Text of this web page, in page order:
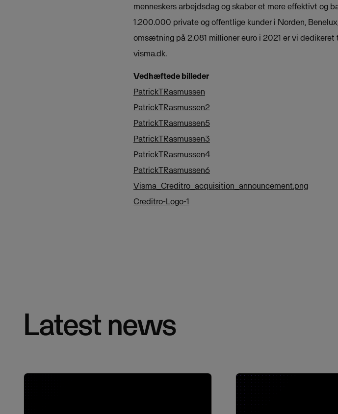
menneskers arbejdsdag og skaber et mere effektivt og
1.200.000 private og offentlige kunder i Norden,
omsætning på 2.081 millioner euro i 2021 er vi
visma.dk.
Vedhæftede billeder
PatrickTRasmussen
PatrickTRasmussen2
PatrickTRasmussen5
PatrickTRasmussen3
PatrickTRasmussen4
PatrickTRasmussen6
Visma_Creditro_acquisition_announcement.png
Creditro-Logo-1
Latest news